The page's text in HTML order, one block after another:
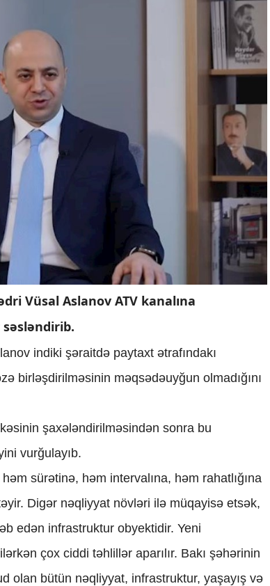
Vüsal Aslanov ATV kanalına
indiki şəraitdə paytaxt ətrafındakı
birləşdirilməsinin məqsədəuyğun olmadığını
şaxələndirilməsindən sonra bu
vurğulayıb.
sürətinə, həm intervalına, həm rahatlığına
Digər nəqliyyat növləri ilə müqayisə etsək,
edən infrastruktur obyektidir. Yeni
çox ciddi təhlillər aparılır. Bakı şəhərinin
olan bütün nəqliyyat, infrastruktur, yaşayış və